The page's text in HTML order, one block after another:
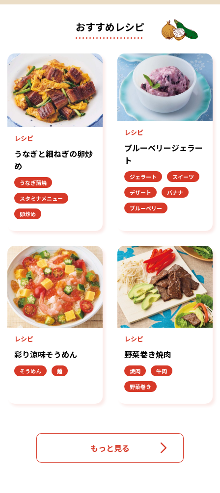
おすすめレシピ
レシピ
うなぎと細ねぎの卵炒
め
うなぎ蒲焼
スタミナメニュー
卵炒め
レシピ
ブルーベリージェラー
ト
ジェラート
スイーツ
デザート
バナナ
ブルーベリー
レシピ
彩り涼味そうめん
そうめん 麺
レシピ
野菜巻き焼肉
焼肉
牛肉
野菜巻き
もっと見る